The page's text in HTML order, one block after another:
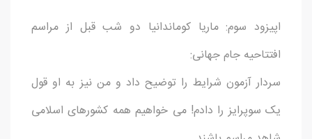
اپیزود سوم: ماریا کوماندانیا دو شب قبل از مراسم
افتتاحیه جام جهانی:
سردار آزمون شرایط را توضیح داد و من نیز به او قول
یک سوپرایز را دادم! می خواهیم همه کشورهای اسلامی